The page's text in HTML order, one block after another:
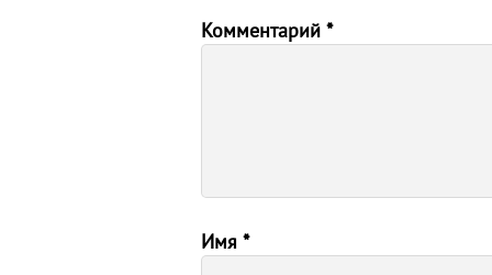
Комментарий *
Имя *